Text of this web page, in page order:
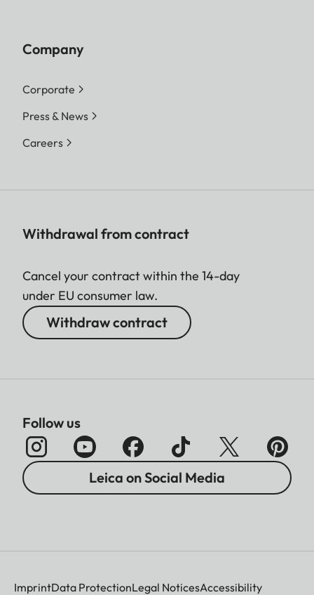
Company
Corporate
Press & News
Careers
Withdrawal from contract
Cancel your contract within the 14-day
under EU consumer law.
Withdraw contract
Follow us
Leica on Social Media
ImprintData ProtectionLegal NoticesAccessibility